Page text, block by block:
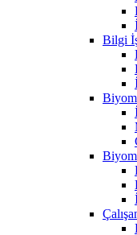
Bilgi